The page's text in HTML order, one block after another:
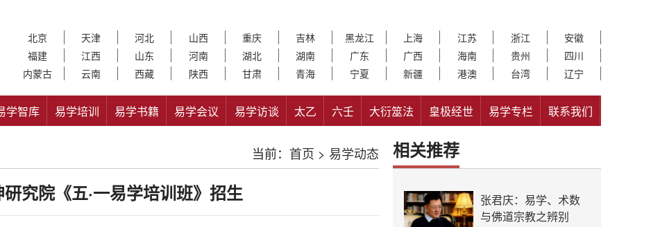
北京 天津 河北 山西 重庆 吉林 黑龙江 上海 江苏 浙江
安徽
福建
江西 山东 河南 湖北 湖南 广东 广西 海南 贵州
四川
内蒙古
云南 西藏 陕西 甘肃 青海 宁夏 新疆 港澳 台湾 辽宁
学智库 易学培训 易学书籍 易学会议 易学访谈 太乙 六壬 大衍筮法 皇极经世 易学专栏 联系我们
当前： 首页 > 易学动态
究院《五·一易学培训班》招生
相关推荐
张君庆：易学、术数
与佛道宗教之辨别